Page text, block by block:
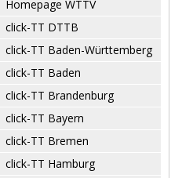
Homepage WTTV
click-TT DTTB
click-TT Baden-Württemberg
click-TT Baden
click-TT Brandenburg
click-TT Bayern
click-TT Bremen
click-TT Hamburg